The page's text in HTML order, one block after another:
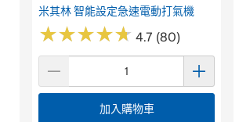
米其林 智能設定急速電動打氣機
★★★★★
★★★★★ 4.7 (80)
加入購物車